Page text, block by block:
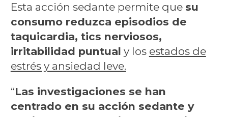
Esta acción sedante permite que su
consumo reduzca episodios de
taquicardia, tics nerviosos,
irritabilidad puntual y los estados de
estrés y ansiedad leve.
“Las investigaciones se han
centrado en su acción sedante y